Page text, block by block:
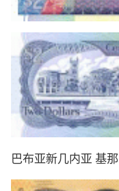
巴布亚新几内亚 基那